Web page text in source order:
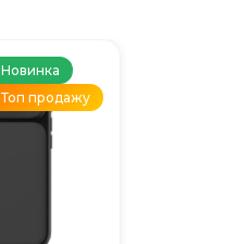
Новинка
Топ продажу